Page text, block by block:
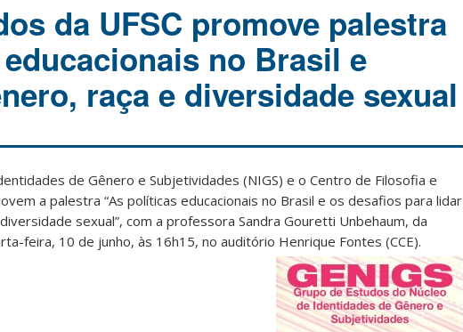
da UFSC promove palestra
no Brasil e
raça e diversidade sexual
de Gênero e Subjetividades (NIGS) e o Centro de Filosofia e
a palestra “As políticas educacionais no Brasil e os desafios para lidar
sexual”, com a professora Sandra Gouretti Unbehaum, da
feira, 10 de junho, às 16h15, no auditório Henrique Fontes (CCE).